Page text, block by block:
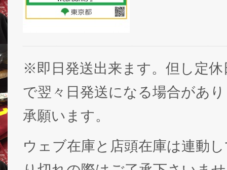
※即日発送出来ます。但し定休
で翌々日発送になる場合があ
承願います。
ウェブ在庫と店頭在庫は連動